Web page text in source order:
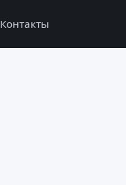
Контакты